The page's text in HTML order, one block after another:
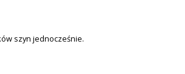
szyn jednocześnie.